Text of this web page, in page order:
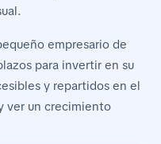
empresario de
para invertir en su
y repartidos en el
ver un crecimiento